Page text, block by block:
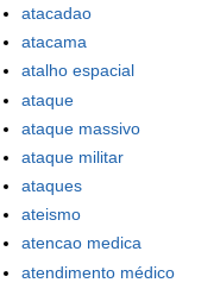
atacadao
atacama
atalho espacial
ataque
ataque massivo
ataque militar
ataques
ateismo
atencao medica
atendimento médico